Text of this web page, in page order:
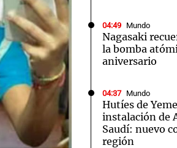
04:49 Mundo
Nagasaki
la bomba
aniversario
04:37 Mundo
Hutíes de
instalación de
Saudí: nuevo
región